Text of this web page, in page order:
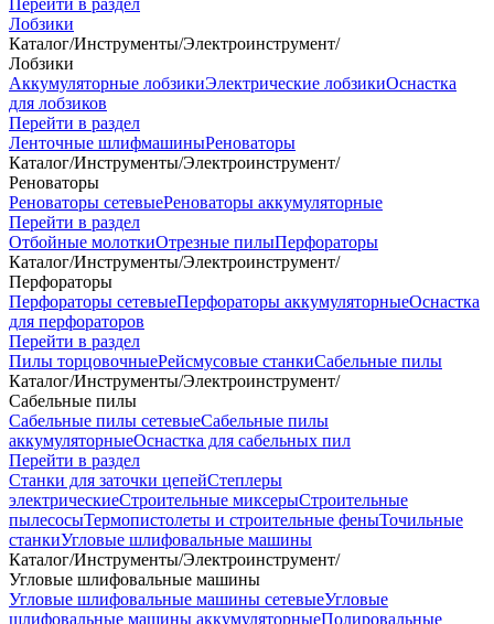
Перейти в раздел
Лобзики
Каталог/Инструменты/Электроинструмент/
Лобзики
Аккумуляторные лобзикиЭлектрические лобзикиОснастка
для лобзиков
Перейти в раздел
Ленточные шлифмашиныРеноваторы
Каталог/Инструменты/Электроинструмент/
Реноваторы
Реноваторы сетевыеРеноваторы аккумуляторные
Перейти в раздел
Отбойные молоткиОтрезные пилыПерфораторы
Каталог/Инструменты/Электроинструмент/
Перфораторы
Перфораторы сетевыеПерфораторы аккумуляторныеОснастка
для перфораторов
Перейти в раздел
Пилы торцовочныеРейсмусовые станкиСабельные пилы
Каталог/Инструменты/Электроинструмент/
Сабельные пилы
Сабельные пилы сетевыеСабельные пилы
аккумуляторныеОснастка для сабельных пил
Перейти в раздел
Станки для заточки цепейСтеплеры
электрическиеСтроительные миксерыСтроительные
пылесосыТермопистолеты и строительные феныТочильные
станкиУгловые шлифовальные машины
Каталог/Инструменты/Электроинструмент/
Угловые шлифовальные машины
Угловые шлифовальные машины сетевыеУгловые
шлифовальные машины аккумуляторныеПолировальные